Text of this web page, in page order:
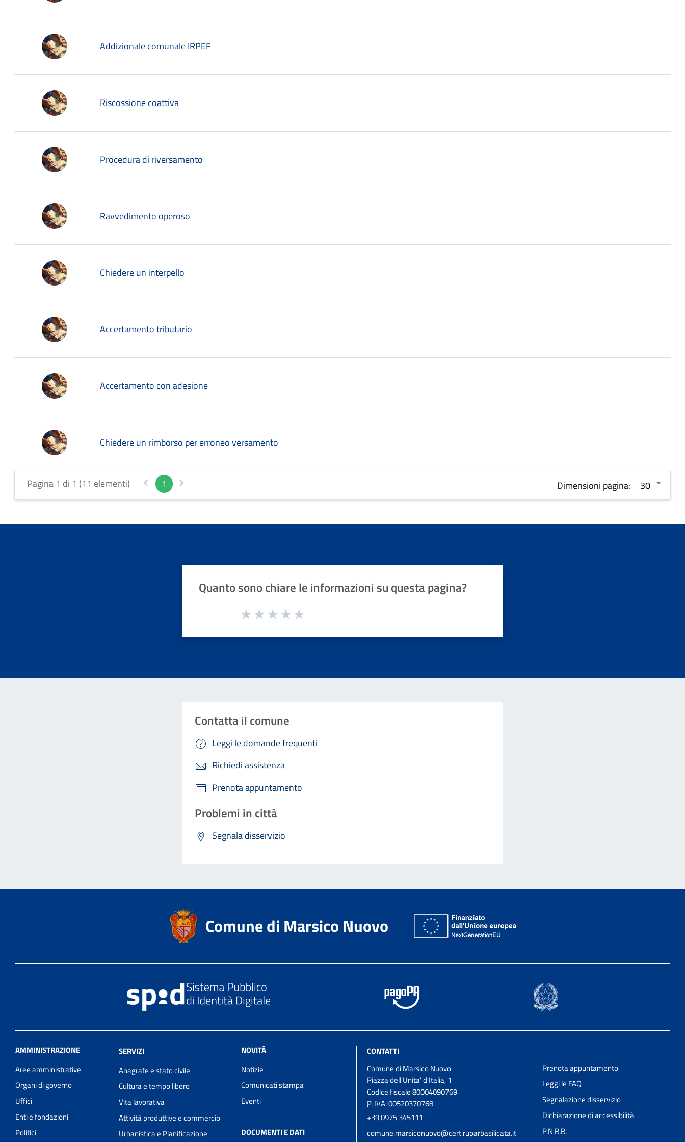
Addizionale comunale IRPEF
Riscossione coattiva
Procedura di riversamento
Ravvedimento operoso
Chiedere un interpello
Accertamento tributario
Accertamento con adesione
Chiedere un rimborso per erroneo versamento
Pagina 1 di 1 (11 elementi) 1 Dimensioni pagina:
Quanto sono chiare le informazioni su questa pagina?
Valuta da 1 a 5 stelle la pagina
Contatta il comune
Leggi le domande frequenti
Richiedi assistenza
Prenota appuntamento
Problemi in città
Segnala disservizio
Comune di Marsico Nuovo
AMMINISTRAZIONE
Aree amministrative
Organi di governo
Uffici
Enti e fondazioni
Politici
SERVIZI
Anagrafe e stato civile
Cultura e tempo libero
Vita lavorativa
Attività produttive e commercio
Urbanistica e Pianificazione
NOVITÀ
Notizie
Comunicati stampa
Eventi
DOCUMENTI E DATI
CONTATTI
Comune di Marsico Nuovo
Piazza dell'Unita' d'Italia, 1
Codice fiscale 80004090769
P. IVA:00520370768
+39 0975 345111
comune.marsiconuovo@cert.ruparbasilicata.it
Prenota appuntamento
Leggi le FAQ
Segnalazione disservizio
Dichiarazione di accessibilità
P.N.R.R.